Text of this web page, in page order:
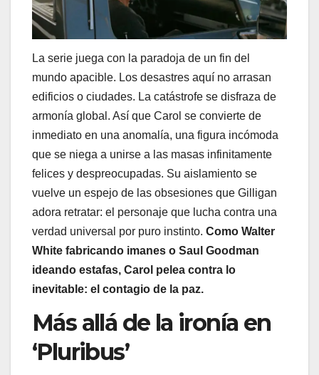
La serie juega con la paradoja de un fin del
mundo apacible. Los desastres aquí no arrasan
edificios o ciudades. La catástrofe se disfraza de
armonía global. Así que Carol se convierte de
inmediato en una anomalía, una figura incómoda
que se niega a unirse a las masas infinitamente
felices y despreocupadas. Su aislamiento se
vuelve un espejo de las obsesiones que Gilligan
adora retratar: el personaje que lucha contra una
verdad universal por puro instinto. Como Walter
White fabricando imanes o Saul Goodman
ideando estafas, Carol pelea contra lo
inevitable: el contagio de la paz.
Más allá de la ironía en
‘Pluribus’